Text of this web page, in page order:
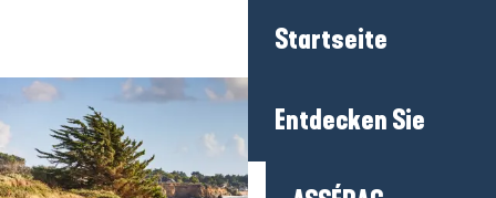
principal
Startseite
Entdecken Sie